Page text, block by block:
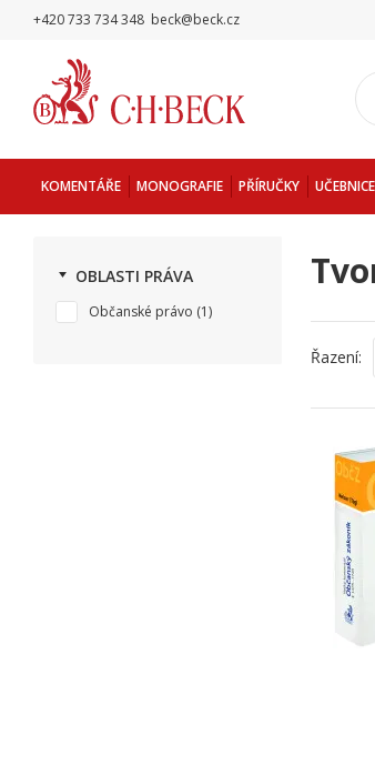
+420 733 734 348 beck@beck.cz
KOMENTÁŘE MONOGRAFIE PŘÍRUČKY UČEBNICE
OBLASTI PRÁVA
Občanské právo (1)
Řazení: